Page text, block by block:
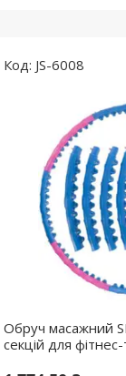
JS-6008
Обруч масажний
секцій для